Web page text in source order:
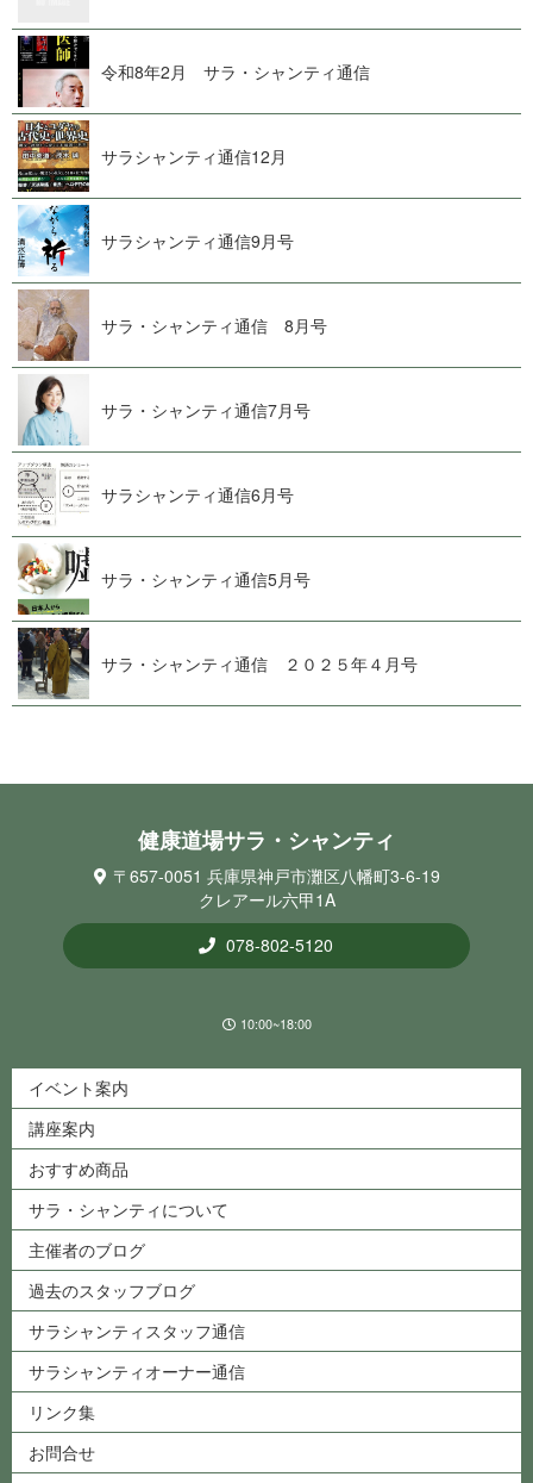
令和8年2月 サラ・シャン テ ィ 通 信
サラシャンティ通 信 1 2 月
サラシャンティ通 信 9 月 号
サラ・シャンティ通信 8 月 号
サラ・シャンティ通 信 7 月 号
サラシャンティ通 信 6 月 号
サラ・シャンティ通 信 5 月 号
サラ・シャンティ通信 ２０２５ 年 ４ 月 号
健康道場サラ・シ ャ ン テ ィ
〒657-0051 兵庫県神戸市灘区八幡町3-6-19
クレアール六甲1A
078-802-5120
10:00~18:00
イベント案内
講座案内
おすすめ商品
サラ・シャンティについて
主催者のブログ
過去のスタッフブログ
サラシャンティスタッフ通信
サラシャンティオーナー通信
リンク集
お問合せ